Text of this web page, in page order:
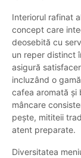
Interiorul rafinat
concept care
deosebită cu
un reper distinct
asigură
incluzând o
cafea aromată și
mâncare
pește, mititeii
atent preparate.
Diversitatea